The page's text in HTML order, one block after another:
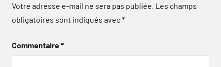
Votre adresse e-mail ne sera pas publiée. Les champs
obligatoires sont indiqués avec*
Commentaire*